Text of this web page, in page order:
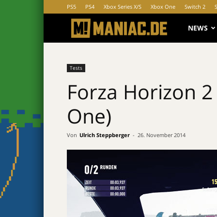
PS5 PS4 Xbox Series X/S Xbox One Switch 2
MANIAC.de
NEWS
Tests
Forza Horizon
One)
Von Ulrich Steppberger - 26. November 2014